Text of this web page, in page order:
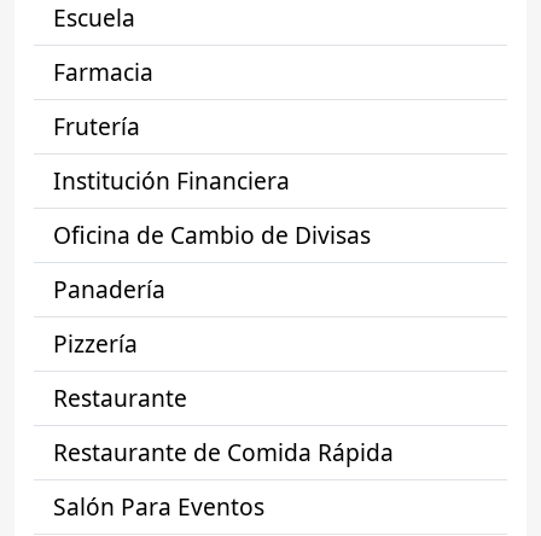
Escuela
Farmacia
Frutería
Institución Financiera
Oficina de Cambio de Divisas
Panadería
Pizzería
Restaurante
Restaurante de Comida Rápida
Salón Para Eventos